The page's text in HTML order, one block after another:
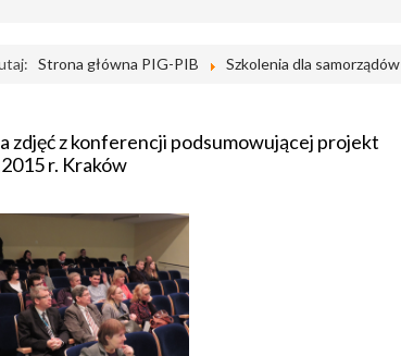
Strona główna PIG-PIB Szkolenia dla samorządów
zdjęć z konferencji podsumowującej projekt
r. Kraków